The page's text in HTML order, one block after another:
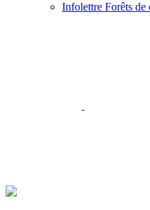
Infolettre Forêts de